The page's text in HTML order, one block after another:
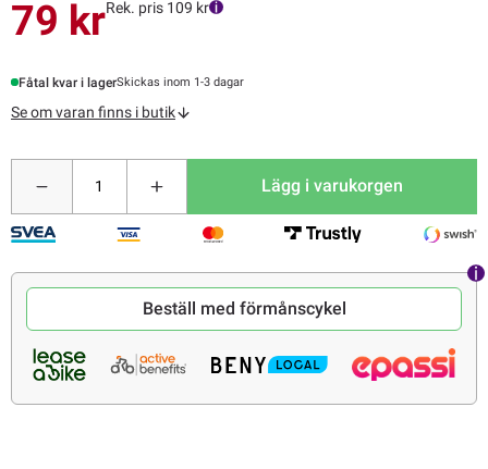
79 krRek. pris 109 kr
Fåtal kvar i lagerSkickas inom 1-3 dagar
Se om varan finns i butik
Lägg i varukorgen
Beställ med förmånscykel